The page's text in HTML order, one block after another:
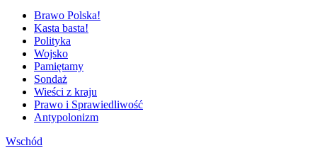
Brawo Polska!
Kasta basta!
Polityka
Wojsko
Pamiętamy
Sondaż
Wieści z kraju
Prawo i Sprawiedliwość
Antypolonizm
Wschód